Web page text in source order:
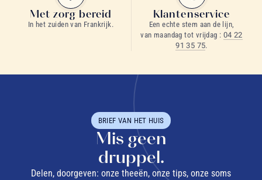
Met zorg bereid
In het zuiden van Frankrijk.
Klantenservice
Een echte stem aan de lijn,
van maandag tot vrijdag : 04 22
91 35 75.
BRIEF VAN HET HUIS
Mis geen
druppel.
Delen, doorgeven: onze theeën, onze tips, onze soms